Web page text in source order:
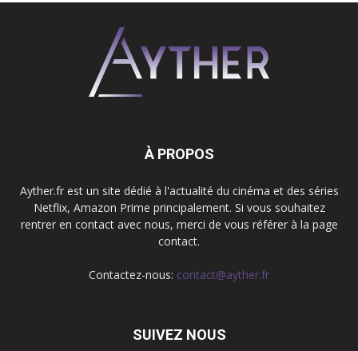
À PROPOS
Ayther.fr est un site dédié à l'actualité du cinéma et des séries
Netflix, Amazon Prime principalement. Si vous souhaitez
rentrer en contact avec nous, merci de vous référer à la page
contact.
Contactez-nous: contact@ayther.fr
SUIVEZ NOUS